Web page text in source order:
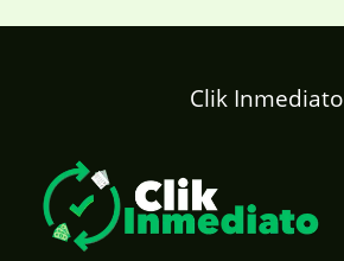
Clik Inmediato